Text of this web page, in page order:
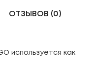
ОТЗЫВОВ (0)
используется как